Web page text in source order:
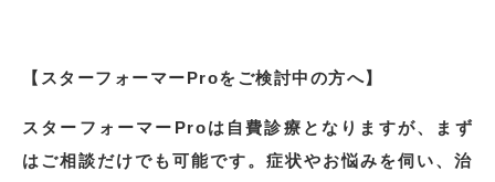
【スターフォーマーProをご検討中の方へ】
スターフォーマーProは自費診療となりますが、まず
はご相談だけでも可能です。症状やお悩みを伺い、治